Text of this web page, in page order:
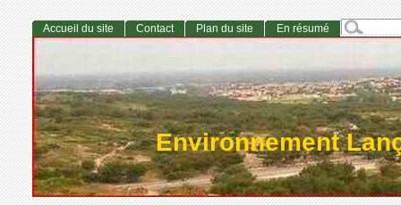
Environnement
Accueil du site Contact Plan du site En résumé